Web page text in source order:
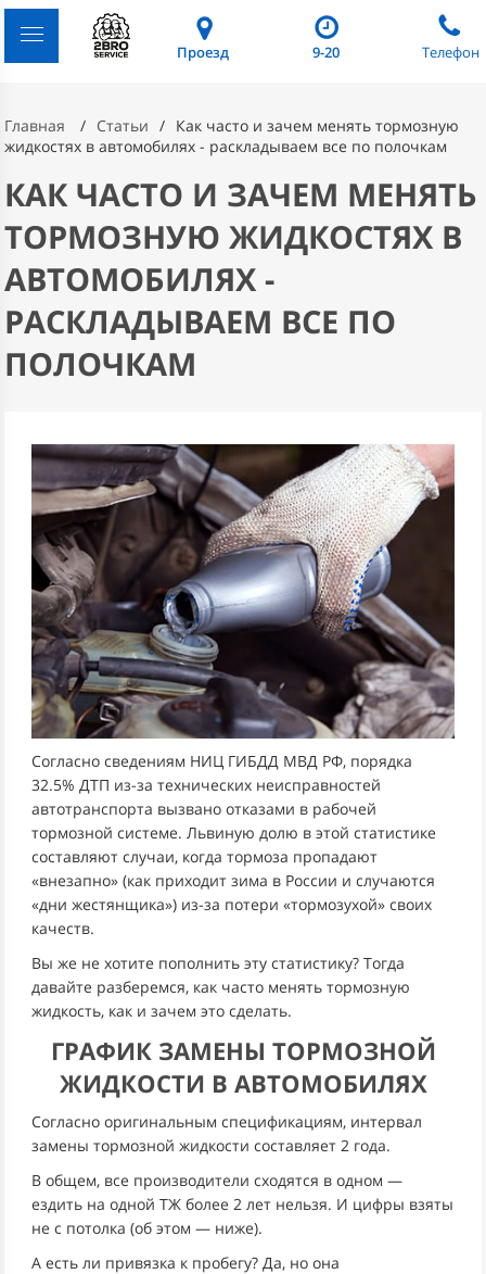
Проезд 9-20 Телефон
Главная Статьи
Как часто и зачем менять тормозную
жидкостях в автомобилях - раскладываем все по полочкам
КАК ЧАСТО И ЗАЧЕМ МЕНЯТЬ
ТОРМОЗНУЮ ЖИДКОСТЯХ В
АВТОМОБИЛЯХ -
РАСКЛАДЫВАЕМ ВСЕ ПО
ПОЛОЧКАМ
Согласно сведениям НИЦ ГИБДД МВД РФ, порядка
32.5% ДТП из-за технических неисправностей
автотранспорта вызвано отказами в рабочей
тормозной системе. Львиную долю в этой статистике
составляют случаи, когда тормоза пропадают
«внезапно» (как приходит зима в России и случаются
«дни жестянщика») из-за потери «тормозухой» своих
качеств.
Вы же не хотите пополнить эту статистику? Тогда
давайте разберемся, как часто менять тормозную
жидкость, как и зачем это сделать.
ГРАФИК ЗАМЕНЫ ТОРМОЗНОЙ
ЖИДКОСТИ В АВТОМОБИЛЯХ
Согласно оригинальным спецификациям, интервал
замены тормозной жидкости составляет 2 года.
В общем, все производители сходятся в одном —
ездить на одной ТЖ более 2 лет нельзя. И цифры взяты
не с потолка (об этом — ниже).
А есть ли привязка к пробегу? Да, но она